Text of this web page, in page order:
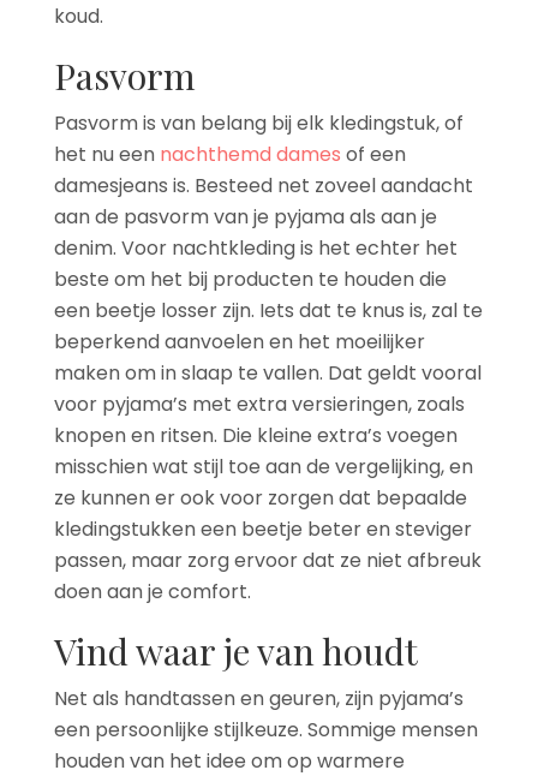
koud.
Pasvorm
Pasvorm is van belang bij elk kledingstuk, of
het nu een nachthemd dames of een
damesjeans is. Besteed net zoveel aandacht
aan de pasvorm van je pyjama als aan je
denim. Voor nachtkleding is het echter het
beste om het bij producten te houden die
een beetje losser zijn. Iets dat te knus is, zal te
beperkend aanvoelen en het moeilijker
maken om in slaap te vallen. Dat geldt vooral
voor pyjama’s met extra versieringen, zoals
knopen en ritsen. Die kleine extra’s voegen
misschien wat stijl toe aan de vergelijking, en
ze kunnen er ook voor zorgen dat bepaalde
kledingstukken een beetje beter en steviger
passen, maar zorg ervoor dat ze niet afbreuk
doen aan je comfort.
Vind waar je van houdt
Net als handtassen en geuren, zijn pyjama’s
een persoonlijke stijlkeuze. Sommige mensen
houden van het idee om op warmere